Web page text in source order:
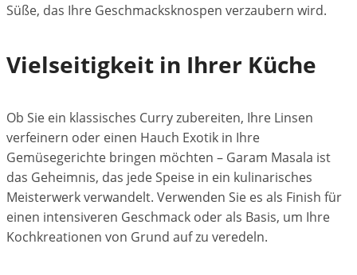
Süße, das Ihre Geschmacksknospen verzaubern wird.
Vielseitigkeit in Ihrer Küche
Ob Sie ein klassisches Curry zubereiten, Ihre Linsen
verfeinern oder einen Hauch Exotik in Ihre
Gemüsegerichte bringen möchten – Garam Masala ist
das Geheimnis, das jede Speise in ein kulinarisches
Meisterwerk verwandelt. Verwenden Sie es als Finish für
einen intensiveren Geschmack oder als Basis, um Ihre
Kochkreationen von Grund auf zu veredeln.